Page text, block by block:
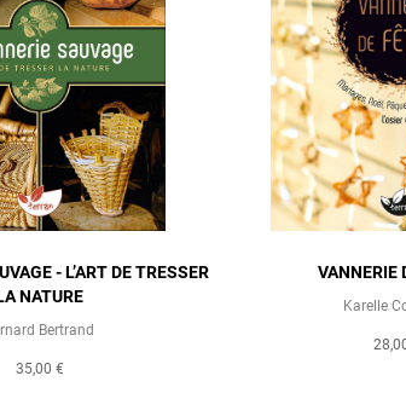
- L’ART DE TRESSER
NATURE
Bertrand
35,00 €
VANNERIE
Karelle